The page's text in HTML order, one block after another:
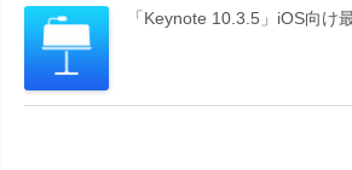
「Keynote 10.3.5」iOS向け